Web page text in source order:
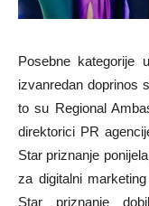
Posebne kategorije
izvanredan doprinos
to su Regional
direktorici PR
Star priznanje
za digitalni
Star priznanje